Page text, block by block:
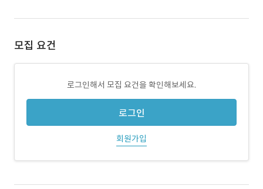
모집 요건
로그인해서 모집 요건을 확인해보세요.
로그인
회원가입